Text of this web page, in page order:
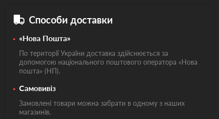
Способи доставки
«Нова Пошта»
По території України доставка здійснюється за
допомогою національного поштового оператора «Нова
пошта» (НП).
Самовивіз
Замовлені товари можна забрати в одному з наших
магазинів.